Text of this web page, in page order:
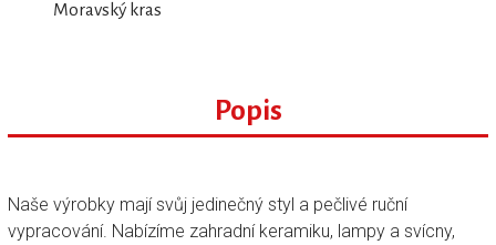
Moravský kras
Popis
Naše výrobky mají svůj jedinečný styl a pečlivé ruční
vypracování. Nabízíme zahradní keramiku, lampy a svícny,